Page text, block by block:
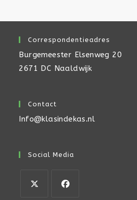
Correspondentieadres
Burgemeester Elsenweg 20
2671 DC Naaldwijk
Contact
Info@klasindekas.nl
Social Media